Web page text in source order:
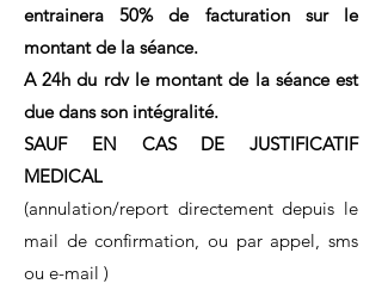
entrainera 50% de facturation sur le
montant de la séance.
A 24h du rdv le montant de la séance est
due dans son intégralité.
SAUF EN CAS DE JUSTIFICATIF
MEDICAL
(annulation/report directement depuis le
mail de confirmation, ou par appel, sms
ou e-mail )